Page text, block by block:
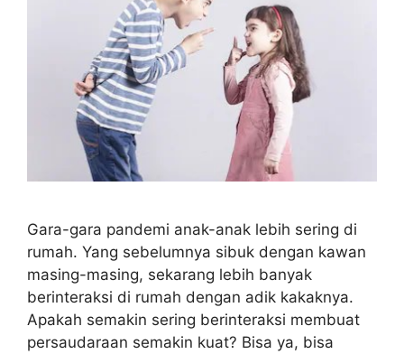
Gara-gara pandemi anak-anak lebih sering di
rumah. Yang sebelumnya sibuk dengan kawan
masing-masing, sekarang lebih banyak
berinteraksi di rumah dengan adik kakaknya.
Apakah semakin sering berinteraksi membuat
persaudaraan semakin kuat? Bisa ya, bisa